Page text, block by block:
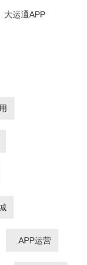
大运通APP
APP运营